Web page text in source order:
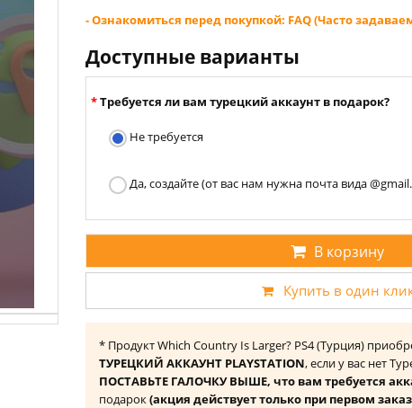
- Ознакомиться перед покупкой: FAQ (Часто
Доступные варианты
Требуется ли вам турецкий аккаунт в подарок?
Не требуется
Да, создайте (от вас нам нужна почта вида
В корзину
Купить в один
* Продукт Which Country Is Larger? PS4 (Турция)
ТУРЕЦКИЙ АККАУНТ PLAYSTATION, если у вас нет
ПОСТАВЬТЕ ГАЛОЧКУ ВЫШЕ, что вам требуется
подарок(акция действует только при первом